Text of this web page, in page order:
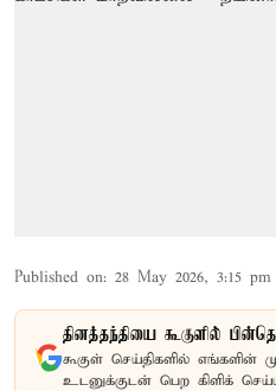
Published on: 28 May 2026, 3:15 pm
தினத்தந்தியை கூகுளில்
கூகுள் செய்திகளில் எங்களின்
உடனுக்குடன் பெற கிளிக்